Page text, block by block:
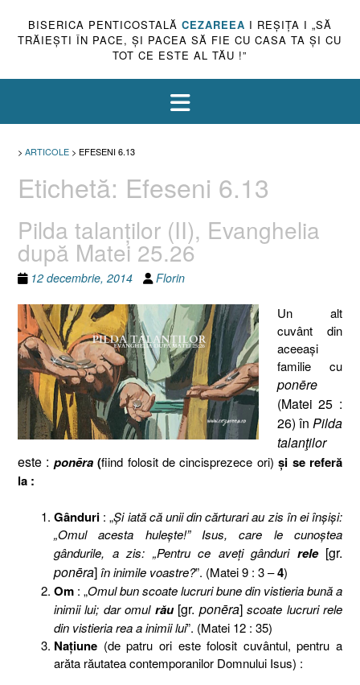
BISERICA PENTICOSTALĂ CEZAREEA I REŞIŢA I „SĂ
TRĂIEŞTI ÎN PACE, ŞI PACEA SĂ FIE CU CASA TA ŞI CU
TOT CE ESTE AL TĂU !”
> ARTICOLE > EFESENI 6.13
Etichetă: Efeseni 6.13
Pilda talanţilor (II), Evanghelia
după Matei 25.26
12 decembrie, 2014 Florin
Un alt
cuvânt din
aceeaşi
familie cu
ponēre
(Matei 25 :
26) în Pilda
talanţilor
este : ponēra(fiind folosit de cincisprezece ori) şi se referă
la :
Gânduri : „Şi iată că unii din cărturari au zis în ei înşişi:
„Omul acesta huleşte!” Isus, care le cunoştea
gândurile, a zis: „Pentru ce aveţi gânduri rele [gr.
ponēra] în inimile voastre?”. (Matei 9 : 3 –4)
Om : „Omul bun scoate lucruri bune din vistieria bună a
inimii lui; dar omul rău [gr. ponēra]scoate lucruri rele
din vistieria rea a inimii lui”. (Matei 12 : 35)
Naţiune (de patru ori este folosit cuvântul, pentru a
arăta răutatea contemporanilor Domnului Isus) :